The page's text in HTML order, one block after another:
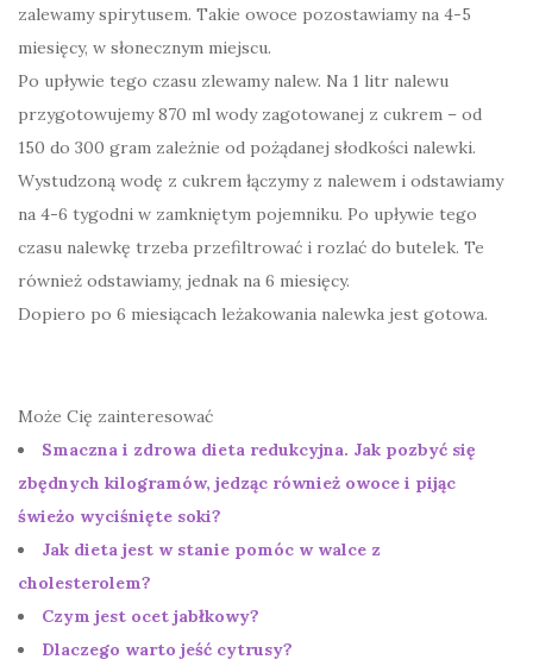
zalewamy spirytusem. Takie owoce pozostawiamy na 4-5
miesięcy, w słonecznym miejscu.
Po upływie tego czasu zlewamy nalew. Na 1 litr nalewu
przygotowujemy 870 ml wody zagotowanej z cukrem – od
150 do 300 gram zależnie od pożądanej słodkości nalewki.
Wystudzoną wodę z cukrem łączymy z nalewem i odstawiamy
na 4-6 tygodni w zamkniętym pojemniku. Po upływie tego
czasu nalewkę trzeba przefiltrować i rozlać do butelek. Te
również odstawiamy, jednak na 6 miesięcy.
Dopiero po 6 miesiącach leżakowania nalewka jest gotowa.
Może Cię zainteresować
Smaczna i zdrowa dieta redukcyjna. Jak pozbyć się
zbędnych kilogramów, jedząc również owoce i pijąc
świeżo wyciśnięte soki?
Jak dieta jest w stanie pomóc w walce z
cholesterolem?
Czym jest ocet jabłkowy?
Dlaczego warto jeść cytrusy?